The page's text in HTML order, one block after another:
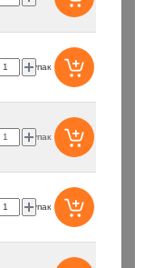
упак
упак
упак